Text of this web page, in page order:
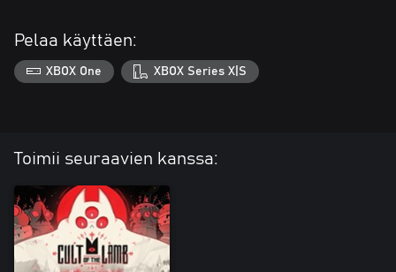
Pelaa käyttäen:
XBOX One XBOX Series X|S
Toimii seuraavien kanssa: